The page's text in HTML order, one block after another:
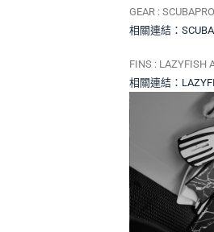
GEAR :
相關連結：
FINS : LAZYFISH
相關連結：